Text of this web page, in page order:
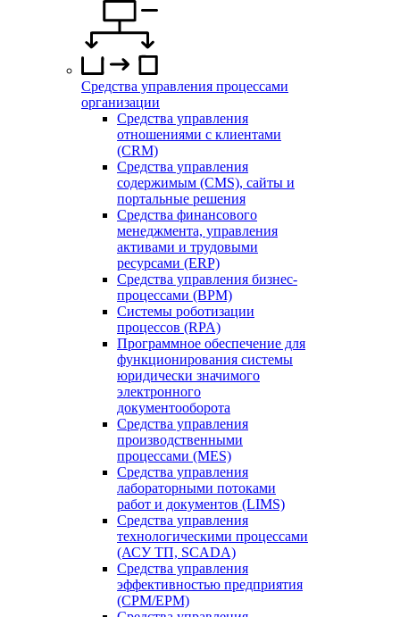
Средства управления процессами
организации
Средства управления
отношениями с клиентами
(CRM)
Средства управления
содержимым (CMS), сайты и
портальные решения
Средства финансового
менеджмента, управления
активами и трудовыми
ресурсами (ERP)
Средства управления бизнес-
процессами (BPM)
Системы роботизации
процессов (RPA)
Программное обеспечение для
функционирования системы
юридически значимого
электронного
документооборота
Средства управления
производственными
процессами (MES)
Средства управления
лабораторными потоками
работ и документов (LIMS)
Средства управления
технологическими процессами
(АСУ ТП, SCADA)
Средства управления
эффективностью предприятия
(CPM/EPM)